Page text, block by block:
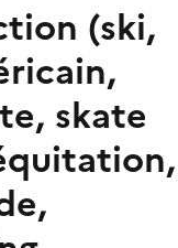
(ski,
skate